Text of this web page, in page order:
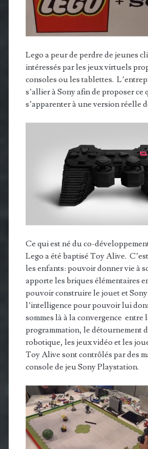
Lego a peur de perdre de jeunes
intéressés par les jeux virtuels
consoles ou les tablettes.
s’allier à Sony afin de proposer
s’apparenter à une version réelle
Ce qui est né du co-
Lego a été baptisé Toy Alive.
les enfants: pouvoir donner vie à
apporte les briques élémentaires
pouvoir construire le jouet et
l’intelligence pour pouvoir lui
sommes là à la convergence entre
programmation, le détournement
robotique, les jeux vidéo et les
Toy Alive sont contrôlés par des
console de jeu Sony Playstation.